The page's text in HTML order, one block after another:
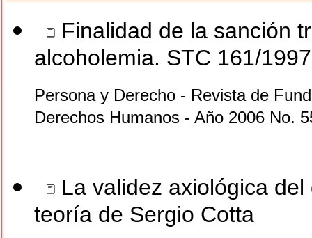
Finalidad de la sanción
alcoholemia. STC 161/
Persona y Derecho - Revista de
Derechos Humanos - Año 2006 No.
La validez axiológica
teoría de Sergio Cotta